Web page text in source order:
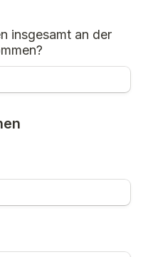
insgesamt an der